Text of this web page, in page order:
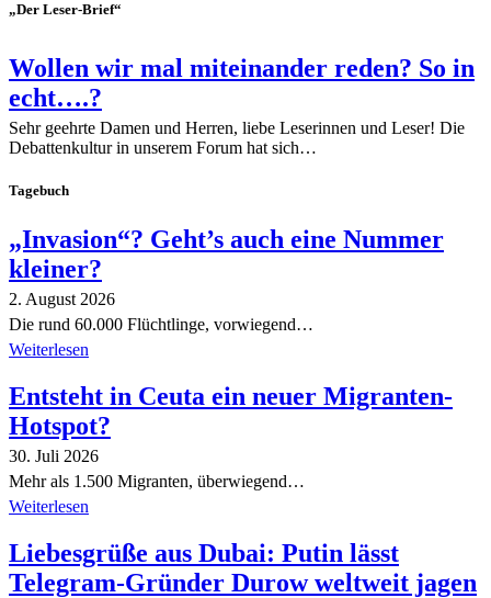
„Der Leser-Brief“
Wollen wir mal miteinander reden? So in
echt….?
Sehr geehrte Damen und Herren, liebe Leserinnen und Leser! Die
Debattenkultur in unserem Forum hat sich…
Tagebuch
„Invasion“? Geht’s auch eine Nummer
kleiner?
2. August 2026
Die rund 60.000 Flüchtlinge, vorwiegend…
Weiterlesen
Entsteht in Ceuta ein neuer Migranten-
Hotspot?
30. Juli 2026
Mehr als 1.500 Migranten, überwiegend…
Weiterlesen
Liebesgrüße aus Dubai: Putin lässt
Telegram-Gründer Durow weltweit jagen